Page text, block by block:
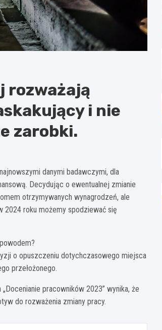
rozważają
i nie
zarobki.
danymi badawczymi, dla
Decydując o ewentualnej zmianie
otrzymywanych wynagrodzeń, ale
roku możemy spodziewać się
o opuszczeniu dotychczasowego miejsca
przełożonego.
pracowników 2023” wynika, że
do rozważenia zmiany pracy.